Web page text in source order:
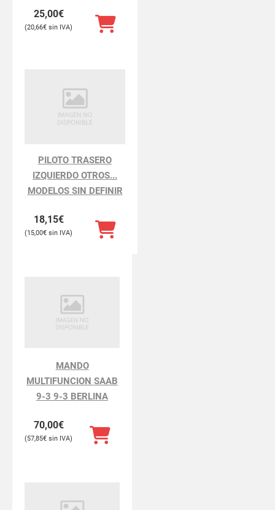
25,00€
20,66€
PILOTO TRASERO
IZQUIERDO OTROS...
MODELOS SIN DEFINIR
18,15€
15,00€
MANDO
MULTIFUNCION SAAB
9-3 9-3 BERLINA
70,00€
57,85€